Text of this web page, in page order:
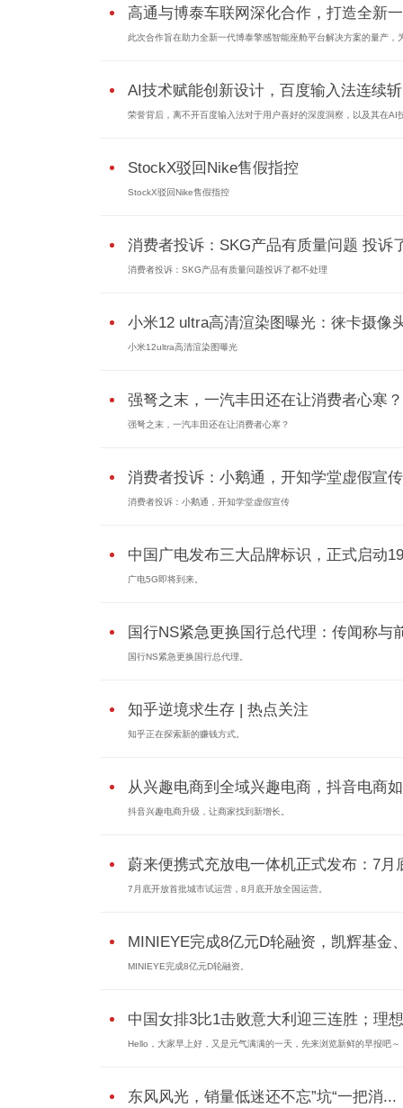
高通与博泰车联网深化合作，打造全新
此次合作旨在助力全新一代博泰擎感智能座舱平台解决方案的量产，
AI技术赋能创新设计，百度输入法连续
荣誉背后，离不开百度输入法对于用户喜好的深度洞察，以及其在AI
StockX驳回Nike售假指控
StockX驳回Nike售假指控
消费者投诉：SKG产品有质量问题 投诉
消费者投诉：SKG产品有质量问题投诉了都不处理
小米12 ultra高清渲染图曝光：徕卡摄像
小米12ultra高清渲染图曝光
强弩之末，一汽丰田还在让消费者心寒？
强弩之末，一汽丰田还在让消费者心寒？
消费者投诉：小鹅通，开知学堂虚假宣传
消费者投诉：小鹅通，开知学堂虚假宣传
中国广电发布三大品牌标识，正式启动
广电5G即将到来。
国行NS紧急更换国行总代理：传闻称与
国行NS紧急更换国行总代理。
知乎逆境求生存 | 热点关注
知乎正在探索新的赚钱方式。
从兴趣电商到全域兴趣电商，抖音电商
抖音兴趣电商升级，让商家找到新增长。
蔚来便携式充放电一体机正式发布：7月
7月底开放首批城市试运营，8月底开放全国运营。
MINIEYE完成8亿元D轮融资，凯辉基金
MINIEYE完成8亿元D轮融资。
中国女排3比1击败意大利迎三连胜；理
Hello，大家早上好，又是元气满满的一天，先来浏览新鲜的早报吧～
东风风光，销量低迷还不忘”坑“一把消...